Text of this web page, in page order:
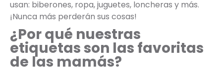
usan: biberones, ropa, juguetes, loncheras y más.
¡Nunca más perderán sus cosas!
¿Por qué nuestras
etiquetas son las favoritas
de las mamás?